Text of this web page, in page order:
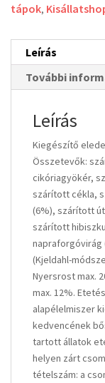
tápok,
Leírás
További
Leírás
Kiegészítő
Összetevők:
cikóriagyökér,
szárított cékla,
(6%), szárított
szárított
napraforgóvirág
(Kjeldahl-
Nyersrost max.
max. 12%.
alapélelmiszer
kedvencének
tartott állatok
helyen zárt
tételszám: a